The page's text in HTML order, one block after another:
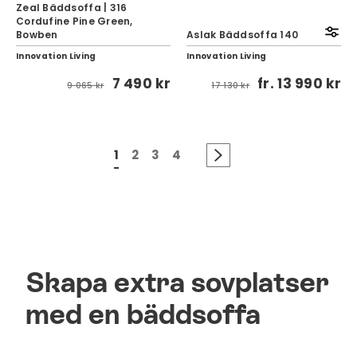
Zeal Bäddsoffa | 316
Cordufine Pine Green,
Bowben
Innovation Living
9 065 kr 7 490 kr
Aslak Bäddsoffa 140
Innovation Living
17 130 kr fr.13 990 kr
1 2 3 4
Skapa extra sovplatser
med en bäddsoffa